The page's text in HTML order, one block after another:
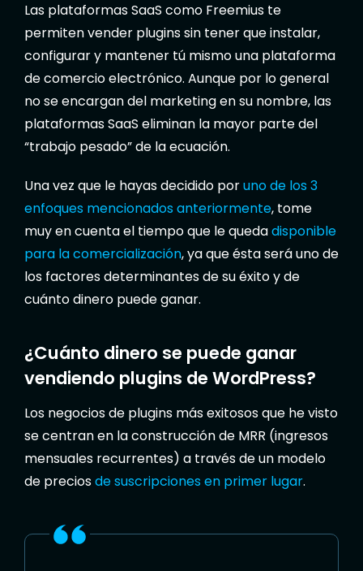
Las plataformas SaaS como Freemius te
permiten vender plugins sin tener que instalar,
configurar y mantener tú mismo una plataforma
de comercio electrónico. Aunque por lo general
no se encargan del marketing en su nombre, las
plataformas SaaS eliminan la mayor parte del
“trabajo pesado” de la ecuación.
Una vez que le hayas decidido poruno de los 3
enfoques mencionados anteriormente, tome
muy en cuenta el tiempo que le quedadisponible
para la comercialización, ya que ésta será uno de
los factores determinantes de su éxito y de
cuánto dinero puede ganar.
¿Cuánto dinero se puede ganar
vendiendo plugins de WordPress?
Los negocios de plugins más exitosos que he visto
se centran en la construcción de MRR (ingresos
mensuales recurrentes) a través de un modelo
de preciosde suscripciones en primer lugar.